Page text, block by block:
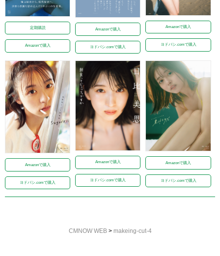
定期購読
Amazonで購入
Amazonで購入
ヨドバシ.comで購入
Amazonで購入
ヨドバシ.comで購入
Amazonで購入
ヨドバシ.comで購入
Amazonで購入
ヨドバシ.comで購入
Amazonで購入
ヨドバシ.comで購入
CMNOW WEB> makeing-cut-4